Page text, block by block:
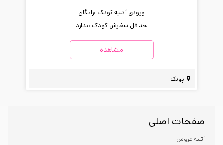
ورودی آتلیه کودک :رایگان
حداقل سفارش کودک :ندارد
مشاهده
پونک
صفحات اصلی
آتلیه عروس